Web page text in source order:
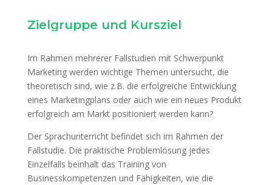
Zielgruppe und Kursziel
Im Rahmen mehrerer Fallstudien mit Schwerpunkt
Marketing werden wichtige Themen untersucht, die
theoretisch sind, wie z.B. die erfolgreiche Entwicklung
eines Marketingplans oder auch wie ein neues Produkt
erfolgreich am Markt positioniert werden kann?
Der Sprachunterricht befindet sich im Rahmen der
Fallstudie. Die praktische Problemlösung jedes
Einzelfalls beinhalt das Training von
Businesskompetenzen und Fähigkeiten, wie die